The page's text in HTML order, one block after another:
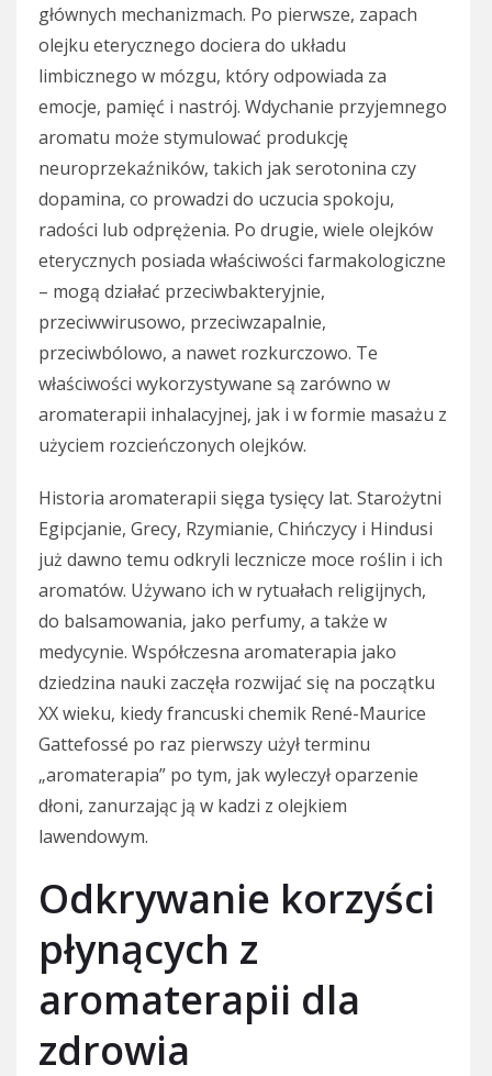
głównych mechanizmach. Po pierwsze, zapach
olejku eterycznego dociera do układu
limbicznego w mózgu, który odpowiada za
emocje, pamięć i nastrój. Wdychanie przyjemnego
aromatu może stymulować produkcję
neuroprzekaźników, takich jak serotonina czy
dopamina, co prowadzi do uczucia spokoju,
radości lub odprężenia. Po drugie, wiele olejków
eterycznych posiada właściwości farmakologiczne
– mogą działać przeciwbakteryjnie,
przeciwwirusowo, przeciwzapalnie,
przeciwbólowo, a nawet rozkurczowo. Te
właściwości wykorzystywane są zarówno w
aromaterapii inhalacyjnej, jak i w formie masażu z
użyciem rozcieńczonych olejków.
Historia aromaterapii sięga tysięcy lat. Starożytni
Egipcjanie, Grecy, Rzymianie, Chińczycy i Hindusi
już dawno temu odkryli lecznicze moce roślin i ich
aromatów. Używano ich w rytuałach religijnych,
do balsamowania, jako perfumy, a także w
medycynie. Współczesna aromaterapia jako
dziedzina nauki zaczęła rozwijać się na początku
XX wieku, kiedy francuski chemik René-Maurice
Gattefossé po raz pierwszy użył terminu
„aromaterapia” po tym, jak wyleczył oparzenie
dłoni, zanurzając ją w kadzi z olejkiem
lawendowym.
Odkrywanie korzyści
płynących z
aromaterapii dla
zdrowia